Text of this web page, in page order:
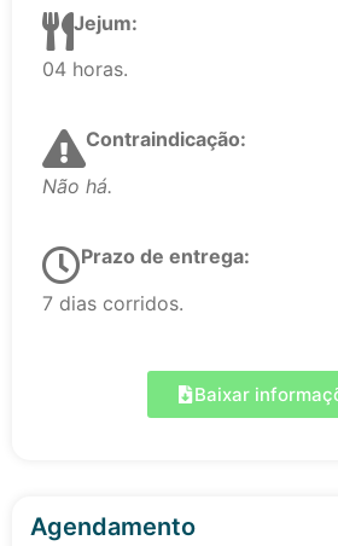
Jejum:
04 horas.
Contraindicação:
Não há.
Prazo de entrega:
7 dias corridos.
Baixar
Agendamento